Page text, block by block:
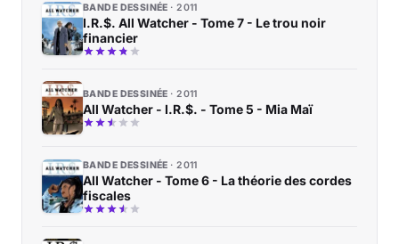
BANDE DESSINÉE 2011
I.R.$. All Watcher - Tome 7 - Le trou noir
financier
BANDE DESSINÉE 2011
All Watcher - I.R.$. - Tome 5 - Mia Maï
BANDE DESSINÉE 2011
All Watcher - Tome 6 - La théorie des cordes
fiscales